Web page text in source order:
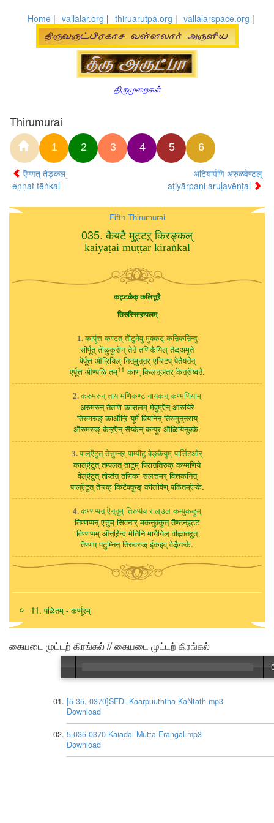
Home | vallalar.org | thiruarutpa.org | vallalarspace.org |
திருமுறைகள்
Thirumurai
1 2 3 4 5 6
ऎण्णत् तेङ्कल्
eṇṇat tēṅkal
अटियार्पणि अरुळवेण्टल्
aṭiyārpaṇi aruḷavēṇṭal
Fifth Thirumurai
035. कैयटै मुट्टऱ् किरङ्कल्
kaiyaṭai muṭṭaṟ kiraṅkal
कट्टळैक् कलित्तुऱै
तिरुस्सिऱ्ऱम्पलम्
1.कार्पूत्त कण्टत् तॊटुमेवु मुक्कट् कऩिकऩिन्दु
सीर्पूत् तॊऴुकुसॆन् तेऩे तणिकैयिल् तॆळ्अमुते
पेर्पूत्त ऒऱ्ऱियिल् निऩ्मुऩ्ऩर् एऱ्ऱिटप् पेतैयऩेऩ्
एर्पूत्त ऒण्पळि तम्11 काण् किलऩ्अतऱ् कॆऩ्सॆय्वऩे.
2.करुमरुन् ताय मणिकण्ट नायकऩ् कण्मणियाम्
अरुमरुन् तेतणि कासलम् मेवुम्ऎऩ् आरुयिरे
तिरुमरुङ् कार्ऒऱ्ऱि यूर्मे वियनिऩ् तिरुमुऩ्ऩराय्
ऒरुमरुङ् केऱ्ऱऎऩ् सॆय्केऩ् कऱ्पूर ऒळियिऩुक्के.
3.पाल्ऎटुत् तेत्तुम्नऱ् पाम्पॊटु वेङ्कैयुम् पार्त्तिटओर्
काल्ऎटुत् तम्पलत् ताटुम् पिराऩ्तिरुक् कण्मणिये
वेल्ऎटुत् तोय्तॆऩ् तणिका सलत्तमर् वित्तकनिऩ्
पाल्ऎटुत् तेऱ्ऱक् किटैक्कुङ् कॊलोवॆण् पळितम्ऎऱ्के.
4.कण्णप्पऩ् ऎऩ्ऩुम् तिरुप्पॆय राल्उल कम्पुकऴुम्
तिण्णप्पऩ् एत्तुम् सिवऩार् मकऩुक्कुत् तॆण्टऩ्इट्ट
विण्णप्पम् ऒऩ्ऱिन्द मेतिऩि मायैयिल् वीऴ्वतऱुत्
तॆण्णप् पटुम्निऩ् तिरुवरुळ् ईकइव् वेऴैयऱ्के.
11. पळितम् - कर्प्पूरम्
கையடை முட்டற் கிரங்கல் // கையடை முட்டற் கிரங்கல்
[5-35, 0370]SED--Kaarpuuththa KaNtath.mp3
Download
5-035-0370-Kaiadai Mutta Erangal.mp3
Download